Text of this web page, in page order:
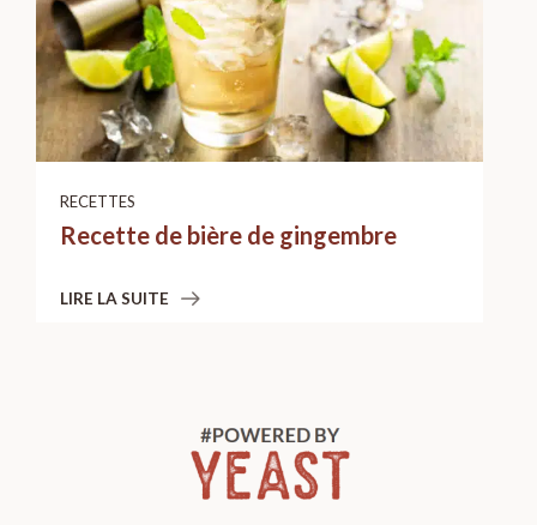
RECETTES
Recette de bière de gingembre
LIRE LA SUITE